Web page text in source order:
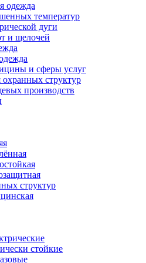
одежда
температур
дуги
и щелочей
и сферы услуг
структур
производств
структур
стойкие